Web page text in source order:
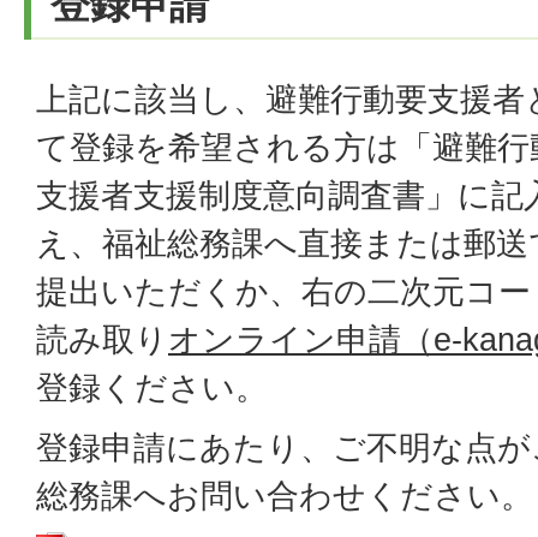
上記に該当し、避難行動要支援者
て登録を希望される方は「避難行
支援者支援制度意向調査書」に記
え、福祉総務課へ直接または郵
提出いただくか、右の二次元コ
読み取り オンライン申請（e-
登録ください。
登録申請にあたり、ご不明な点
総務課へお問い合わせください。